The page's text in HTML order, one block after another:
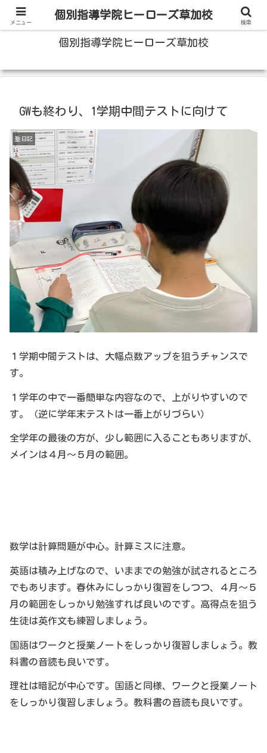
100人いたら100人の成績をあげる草加の個別指導塾
個別指導学院ヒーローズ草加校
GWも終わり、1学期中間テストに向けて
塾日記
１学期中間テストは、大幅点数アップを狙うチャンスで
す。
１学年の中で一番簡単な内容なので、上がりやすいので
す。（逆に学年末テストは一番上がりづらい）
全学年の最後の方が、少し範囲に入ることもありますが、
メインは４月～５月の範囲。
数学は計算問題が中心。計算ミスに注意。
英語は積み上げなので、いままでの勉強が試されるところ
でもあります。春休みにしっかり復習をしつつ、４月～５
月の範囲をしっかり勉強すれば良いのです。高得点を狙う
生徒は英作文も練習しましょう。
国語はワークと授業ノートをしっかり復習しましょう。教
科書の音読も良いです。
理社は暗記が中心です。国語と同様、ワークと授業ノート
をしっかり復習しましょう。教科書の音読も良いです。
メニュー
個別指導学院ヒーローズ草加校
検索